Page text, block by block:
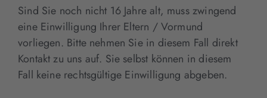
Sind Sie noch nicht 16 Jahre alt, muss zwingend
eine Einwilligung Ihrer Eltern / Vormund
vorliegen. Bitte nehmen Sie in diesem Fall direkt
Kontakt zu uns auf. Sie selbst können in diesem
Fall keine rechtsgültige Einwilligung abgeben.